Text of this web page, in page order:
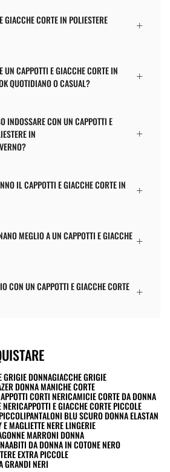
GIACCHE CORTE IN POLIESTERE
UN CAPPOTTI E GIACCHE CORTE IN
QUOTIDIANO O CASUAL?
INDOSSARE CON UN CAPPOTTI E
IN
IL CAPPOTTI E GIACCHE CORTE IN
MEGLIO A UN CAPPOTTI E GIACCHE
CON UN CAPPOTTI E GIACCHE CORTE
GRIGIE DONNAGIACCHE GRIGIE
DONNA MANICHE CORTE
CORTI NERICAMICIE CORTE DA DONNA
NERICAPPOTTI E GIACCHE CORTE PICCOLE
PANTALONI BLU SCURO DONNA ELASTAN
E MAGLIETTE NERE LINGERIE
GONNE MARRONI DONNA
ABITI DA DONNA IN COTONE NERO
EXTRA PICCOLE
GRANDI NERI